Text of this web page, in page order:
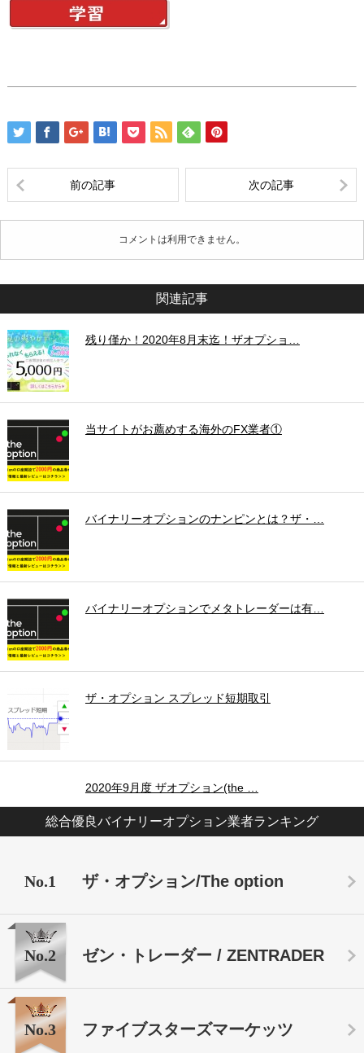
前の記事 次の記事
コメントは利用できません。
関連記事
残り僅か！2020年8月末迄！ザオプショ…
当サイトがお薦めする海外のFX業者①
バイナリーオプションのナンピンとは？ザ・…
バイナリーオプションでメタトレーダーは有…
ザ・オプション スプレッド短期取引
2020年9月度 ザオプション(the …
総合優良バイナリーオプション業者ランキング
No.1 ザ・オプション/The option
No.2 ゼン・トレーダー / ZENTRADER
No.3 ファイブスターズマーケッツ